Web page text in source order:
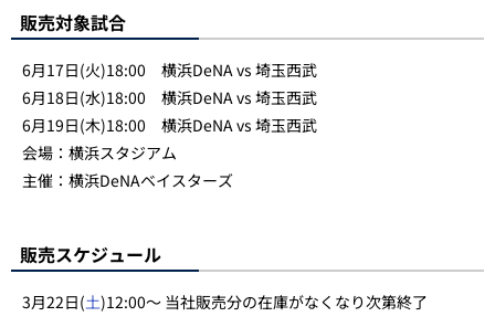
販売対象試合
6月17日(火)18:00 横浜DeNA vs 埼玉西武
6月18日(水)18:00 横浜DeNA vs 埼玉西武
6月19日(木)18:00 横浜DeNA vs 埼玉西武
会場：横浜スタジアム
主催：横浜DeNAベイスターズ
販売スケジュール
3月22日(土)12:00～ 当社販売分の在庫がなくなり次第終了